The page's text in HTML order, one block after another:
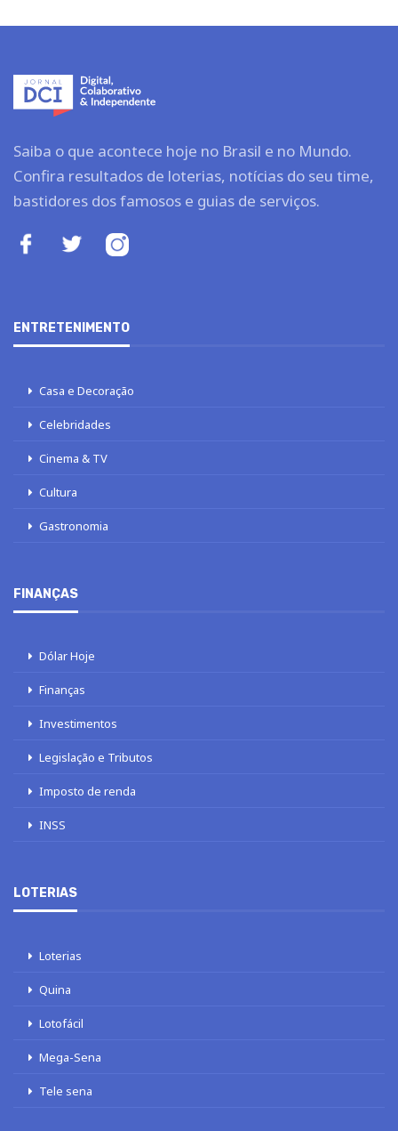
Saiba o que acontece hoje no Brasil e no Mundo.
Confira resultados de loterias, notícias do seu time,
bastidores dos famosos e guias de serviços.
ENTRETENIMENTO
Casa e Decoração
Celebridades
Cinema & TV
Cultura
Gastronomia
FINANÇAS
Dólar Hoje
Finanças
Investimentos
Legislação e Tributos
Imposto de renda
INSS
LOTERIAS
Loterias
Quina
Lotofácil
Mega-Sena
Tele sena